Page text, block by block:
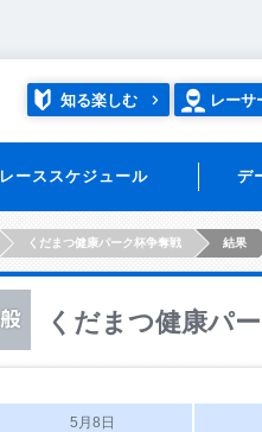
知る楽しむ レーサ
レーススケジュール デ
くだまつ健康パーク杯争奪戦 結果
くだまつ健康パ
5月8日